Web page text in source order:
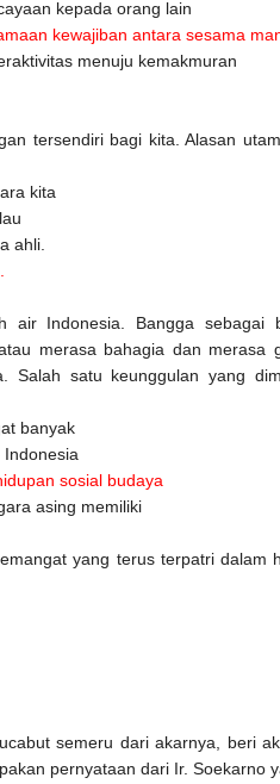
kepada orang lain
kewajiban antara sesama
menuju kemakmuran
tersendiri bagi kita. Alasan
kita
ahli.
air Indonesia. Bangga sebagai
merasa bahagia dan merasa
Salah satu keunggulan yang
banyak
sosial budaya
asing memiliki
yang terus terpatri dalam
semeru dari akarnya, beri
pernyataan dari Ir. Soekarno